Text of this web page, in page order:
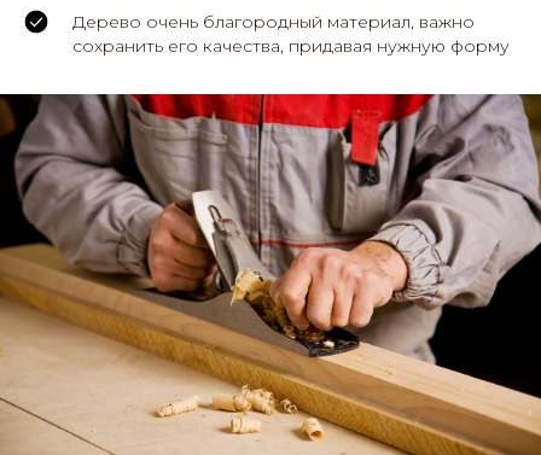
Дерево очень благородный материал, важно
сохранить его качества, придавая нужную форму